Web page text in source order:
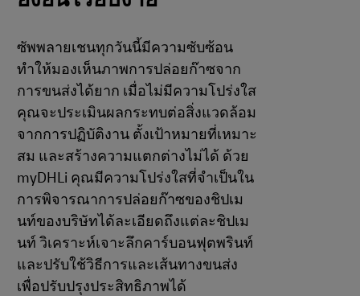
ซัพพลายเชนทุกวันนี้มีความซับซ้อน
ทำให้มองเห็นภาพการปล่อยก๊าซจาก
การขนส่งได้ยาก เมื่อไม่มีความโปร่งใส
คุณจะประเมินผลกระทบต่อสิ่งแวดล้อม
จากการปฏิบัติงาน ตั้งเป้าหมายที่เหมาะ
สม และสร้างความแตกต่างไม่ได้ ด้วย
myDHLi คุณมีความโปร่งใสที่จำเป็นใน
การพิจารณาการปล่อยก๊าซของชิปเม
นท์ของบริษัทได้ละเอียดถึงแต่ละชิปเม
นท์ วิเคราะห์เจาะลึกคาร์บอนฟุตพรินท์
และปรับใช้วิธีการและเส้นทางขนส่ง
เพื่อปรับปรุงประสิทธิภาพได้